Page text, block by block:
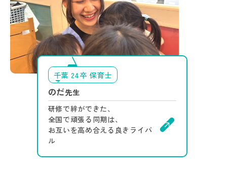
千葉 24卒 保育士
のだ先生
研修で絆ができた、
全国で頑張る同期は、
お互いを高め合える良きライバ
ル